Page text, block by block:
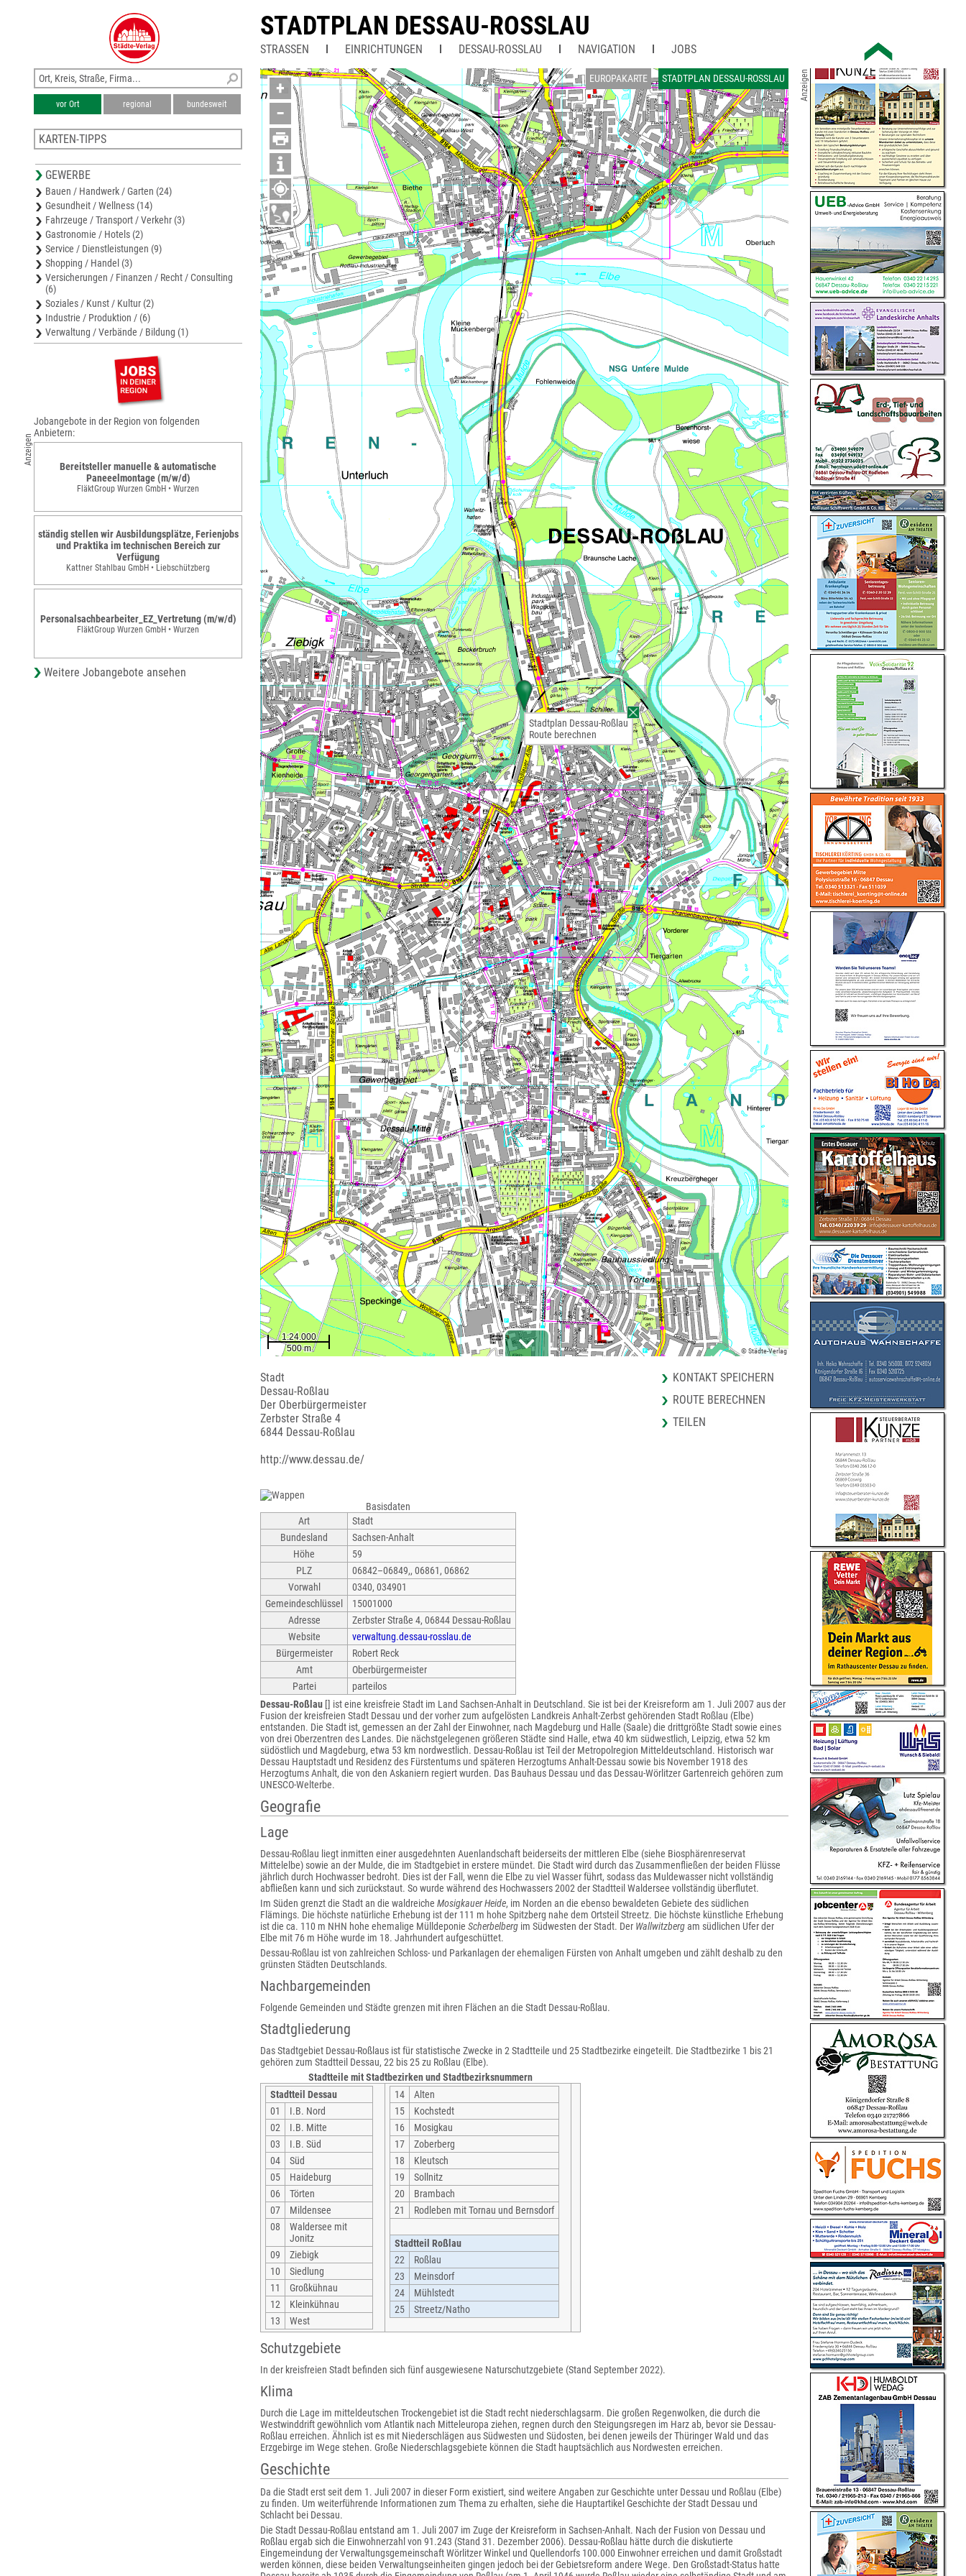
STADTPLAN DESSAU-ROSSLAU
STRASSEN EINRICHTUNGEN DESSAU-ROSSLAU NAVIGATION JOBS
EUROPAKARTE STADTPLAN DESSAU-ROSSLAU
+
−
© Städte-Verlag
Stadtplan Dessau-Roßlau
Route berechnen
Stadt
Dessau-Roßlau
Der Oberbürgermeister
Zerbster Straße 4
6844 Dessau-Roßlau
http://www.dessau.de/
KONTAKT SPEICHERN
ROUTE BERECHNEN
TEILEN
Basisdaten
Art
Stadt
Bundesland
Sachsen-Anhalt
Höhe
59
PLZ
06842–06849,, 06861, 06862
Vorwahl
0340, 034901
Gemeindeschlüssel
15001000
Adresse
Zerbster Straße 4, 06844 Dessau-Roßlau
Website
verwaltung.dessau-rosslau.de
Bürgermeister
Robert Reck
Amt
Oberbürgermeister
Partei
parteilos
Dessau-Roßlau [] ist eine kreisfreie Stadt im Land Sachsen-Anhalt in Deutschland. Sie ist bei der Kreisreform am 1. Juli 2007 aus der
Fusion der kreisfreien Stadt Dessau und der vorher zum aufgelösten Landkreis Anhalt-Zerbst gehörenden Stadt Roßlau (Elbe)
entstanden. Die Stadt ist, gemessen an der Zahl der Einwohner, nach Magdeburg und Halle (Saale) die drittgrößte Stadt sowie eines
von drei Oberzentren des Landes. Die nächstgelegenen größeren Städte sind Halle, etwa 40 km südwestlich, Leipzig, etwa 52 km
südöstlich und Magdeburg, etwa 53 km nordwestlich. Dessau-Roßlau ist Teil der Metropolregion Mitteldeutschland. Historisch war
Dessau Hauptstadt und Residenz des Fürstentums und späteren Herzogtums Anhalt-Dessau sowie bis November 1918 des
Herzogtums Anhalt, die von den Askaniern regiert wurden. Das Bauhaus Dessau und das Dessau-Wörlitzer Gartenreich gehören zum
UNESCO-Welterbe.
Geografie
Lage
Dessau-Roßlau liegt inmitten einer ausgedehnten Auenlandschaft beiderseits der mittleren Elbe (siehe Biosphärenreservat
Mittelelbe) sowie an der Mulde, die im Stadtgebiet in erstere mündet. Die Stadt wird durch das Zusammenfließen der beiden Flüsse
jährlich durch Hochwasser bedroht. Dies ist der Fall, wenn die Elbe zu viel Wasser führt, sodass das Muldewasser nicht vollständig
abfließen kann und sich zurückstaut. So wurde während des Hochwassers 2002 der Stadtteil Waldersee vollständig überflutet.
Im Süden grenzt die Stadt an die waldreiche Mosigkauer Heide, im Norden an die ebenso bewaldeten Gebiete des südlichen
Flämings. Die höchste natürliche Erhebung ist der 111 m hohe Spitzberg nahe dem Ortsteil Streetz. Die höchste künstliche Erhebung
ist die ca. 110 m NHN hohe ehemalige Mülldeponie Scherbelberg im Südwesten der Stadt. Der Wallwitzbergam südlichen Ufer der
Elbe mit 76 m Höhe wurde im 18. Jahrhundert aufgeschüttet.
Dessau-Roßlau ist von zahlreichen Schloss- und Parkanlagen der ehemaligen Fürsten von Anhalt umgeben und zählt deshalb zu den
grünsten Städten Deutschlands.
Nachbargemeinden
Folgende Gemeinden und Städte grenzen mit ihren Flächen an die Stadt Dessau-Roßlau.
Stadtgliederung
Das Stadtgebiet Dessau-Roßlaus ist für statistische Zwecke in 2 Stadtteile und 25 Stadtbezirke eingeteilt. Die Stadtbezirke 1 bis 21
gehören zum Stadtteil Dessau, 22 bis 25 zu Roßlau (Elbe).
Stadtteile mit Stadtbezirken und Stadtbezirksnummern
Stadtteil Dessau
01
I.B. Nord
02
I.B. Mitte
03
I.B. Süd
04
Süd
05
Haideburg
06
Törten
07
Mildensee
08
Waldersee mit
Jonitz
09
Ziebigk
10
Siedlung
11
Großkühnau
12
Kleinkühnau
13
West
14
Alten
15
Kochstedt
16
Mosigkau
17
Zoberberg
18
Kleutsch
19
Sollnitz
20
Brambach
21
Rodleben mit Tornau und Bernsdorf
Stadtteil Roßlau
22
Roßlau
23
Meinsdorf
24
Mühlstedt
25
Streetz/Natho
Schutzgebiete
In der kreisfreien Stadt befinden sich fünf ausgewiesene Naturschutzgebiete (Stand September 2022).
Klima
Durch die Lage im mitteldeutschen Trockengebiet ist die Stadt recht niederschlagsarm. Die großen Regenwolken, die durch die
Westwinddrift gewöhnlich vom Atlantik nach Mitteleuropa ziehen, regnen durch den Steigungsregen im Harz ab, bevor sie Dessau-
Roßlau erreichen. Ähnlich ist es mit Niederschlägen aus Südwesten und Südosten, bei denen jeweils der Thüringer Wald und das
Erzgebirge im Wege stehen. Große Niederschlagsgebiete können die Stadt hauptsächlich aus Nordwesten erreichen.
Geschichte
Da die Stadt erst seit dem 1. Juli 2007 in dieser Form existiert, sind weitere Angaben zur Geschichte unter Dessau und Roßlau (Elbe)
zu finden. Um weiterführende Informationen zum Thema zu erhalten, siehe die Hauptartikel Geschichte der Stadt Dessau und
Schlacht bei Dessau.
Die Stadt Dessau-Roßlau entstand am 1. Juli 2007 im Zuge der Kreisreform in Sachsen-Anhalt. Nach der Fusion von Dessau und
Roßlau ergab sich die Einwohnerzahl von 91.243 (Stand 31. Dezember 2006). Dessau-Roßlau hätte durch die diskutierte
Eingemeindung der Verwaltungsgemeinschaft Wörlitzer Winkel und Quellendorfs 100.000 Einwohner erreichen und damit Großstadt
werden können, diese beiden Verwaltungseinheiten gingen jedoch bei der Gebietsreform andere Wege. Den Großstadt-Status hatte
vor Ort regional bundesweit
KARTEN-TIPPS
Stadtplan Zerbst/Anhalt
Stadtplan Bitterfeld-Wolfen
Stadtplan Coswig (Anhalt)
Karte Anhalt-Bitterfeld
GEWERBE
Bauen / Handwerk / Garten (24)
Gesundheit / Wellness (14)
Fahrzeuge / Transport / Verkehr (3)
Gastronomie / Hotels (2)
Service / Dienstleistungen (9)
Shopping / Handel (3)
Versicherungen / Finanzen / Recht / Consulting
(6)
Soziales / Kunst / Kultur (2)
Industrie / Produktion / (6)
Verwaltung / Verbände / Bildung (1)
Anzeigen
Jobangebote in der Region von folgenden
Anbietern:
Bereitsteller manuelle & automatische
Paneeelmontage (m/w/d)
FläktGroup Wurzen GmbH • Wurzen
ständig stellen wir Ausbildungsplätze, Ferienjobs
und Praktika im technischen Bereich zur
Verfügung
Kattner Stahlbau GmbH • Liebschützberg
Personalsachbearbeiter_EZ_Vertretung (m/w/d)
FläktGroup Wurzen GmbH • Wurzen
Weitere Jobangebote ansehen
Anzeigen